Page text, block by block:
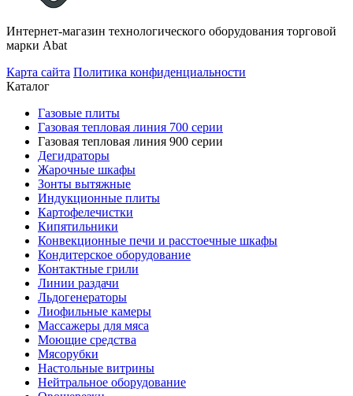
Интернет-магазин технологического оборудования торговой
марки Abat
Карта сайта Политика конфиденциальности
Каталог
Газовые плиты
Газовая тепловая линия 700 серии
Газовая тепловая линия 900 серии
Дегидраторы
Жарочные шкафы
Зонты вытяжные
Индукционные плиты
Картофелечистки
Кипятильники
Конвекционные печи и расстоечные шкафы
Кондитерское оборудование
Контактные грили
Линии раздачи
Льдогенераторы
Лиофильные камеры
Массажеры для мяса
Моющие средства
Мясорубки
Настольные витрины
Нейтральное оборудование